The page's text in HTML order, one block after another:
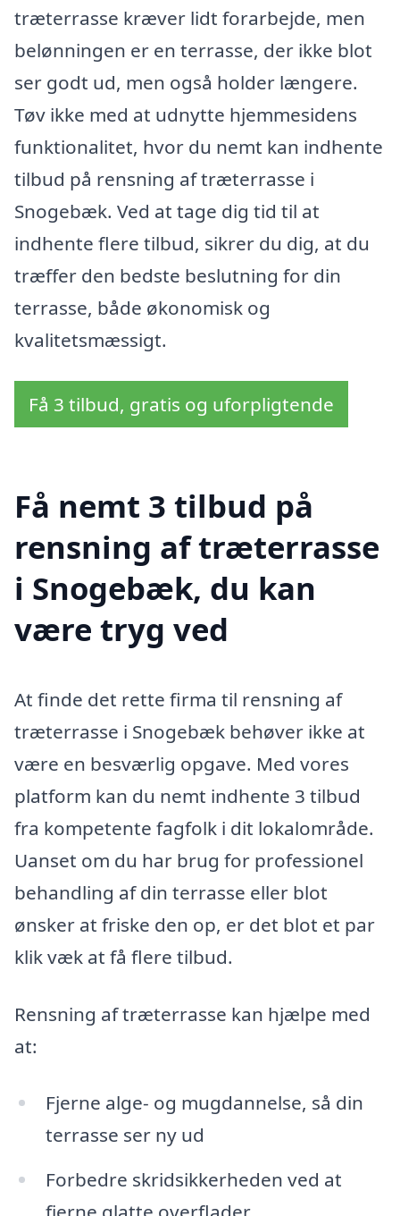
træterrasse kræver lidt forarbejde, men
belønningen er en terrasse, der ikke blot
ser godt ud, men også holder længere.
Tøv ikke med at udnytte hjemmesidens
funktionalitet, hvor du nemt kan indhente
tilbud på rensning af træterrasse i
Snogebæk. Ved at tage dig tid til at
indhente flere tilbud, sikrer du dig, at du
træffer den bedste beslutning for din
terrasse, både økonomisk og
kvalitetsmæssigt.
Få 3 tilbud, gratis og uforpligtende
Få nemt 3 tilbud på
rensning af træterrasse
i Snogebæk, du kan
være tryg ved
At finde det rette firma til rensning af
træterrasse i Snogebæk behøver ikke at
være en besværlig opgave. Med vores
platform kan du nemt indhente 3 tilbud
fra kompetente fagfolk i dit lokalområde.
Uanset om du har brug for professionel
behandling af din terrasse eller blot
ønsker at friske den op, er det blot et par
klik væk at få flere tilbud.
Rensning af træterrasse kan hjælpe med
at:
Fjerne alge- og mugdannelse, så din
terrasse ser ny ud
Forbedre skridsikkerheden ved at